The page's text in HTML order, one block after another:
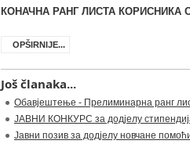
КОНАЧНА РАНГ ЛИСТА КОРИСНИКА
OPŠIRNIJE...
Još članaka...
Обавјештење - Прелиминарна ранг
ЈАВНИ КОНКУРС за додјелу
Јавни позив за додјелу новчане